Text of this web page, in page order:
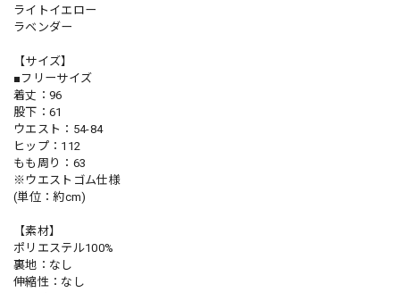
ライトイエロー
ラベンダー
【サイズ】
■フリーサイズ
着丈：96
股下：61
ウエスト：54-84
ヒップ：112
もも周り：63
※ウエストゴム仕様
(単位：約cm)
【素材】
ポリエステル100%
裏地：なし
伸縮性：なし